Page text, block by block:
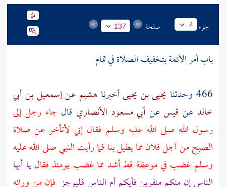
جزء 4 صفحة 137
باب أمر الأئمة بتخفيف الصلاة في تمام
466 وحدثنا
يحيى بن يحيىأخبرناهشيم عنإسمعيل بن أبي
خالد عن قيسعن أبي مسعود الأنصاري قال جاء رجل إلى
رسول الله صلى الله عليه وسلم فقال إني لأتأخر عن صلاة
الصبح من أجل فلان مما يطيل بنا فما رأيت النبي صلى الله عليه
وسلم غضب في موعظة قط أشد مما غضب يومئذ فقاليا أيها
الناس إن منكم منفرين فأيكم أم الناس فليوجز فإن من ورائه